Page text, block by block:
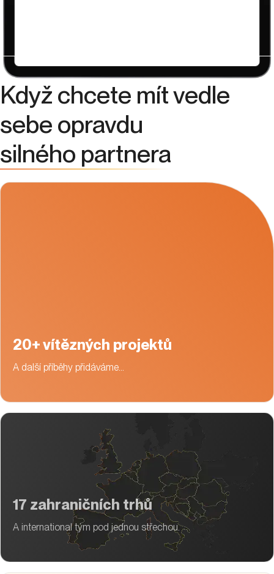
Když chcete mít vedle
sebe opravdu
silného partnera
20+ vítězných projektů
A další příběhy přidáváme…
17 zahraničních trhů
A international tým pod jednou střechou.